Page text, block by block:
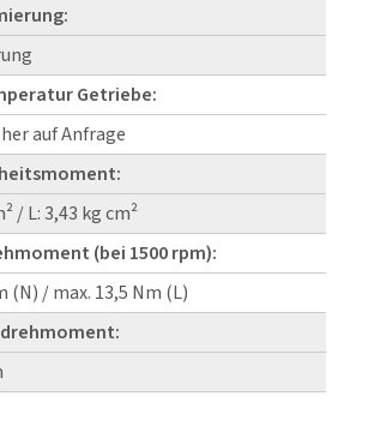
Getriebe:
auf Anfrage
/ L: 3,43 kg cm²
(bei 1500 rpm):
(N) / max. 13,5 Nm (L)